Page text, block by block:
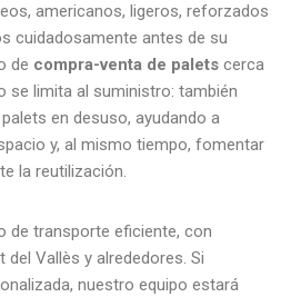
americanos, ligeros, reforzados
cuidadosamente antes de su
de compra-venta de palets cerca
se limita al suministro: también
en desuso, ayudando a
y, al mismo tiempo, fomentar
la reutilización.
de transporte eficiente, con
Vallès y alrededores. Si
nuestro equipo estará